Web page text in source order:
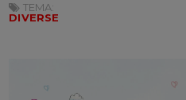
TEMA:
DIVERSE